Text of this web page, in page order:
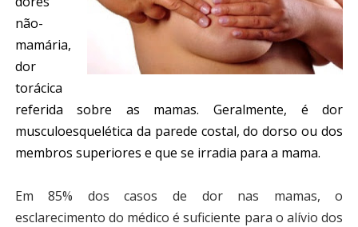
não-
mamária,
dor
torácica
referida sobre as mamas. Geralmente, é dor
musculoesquelética da parede costal, do dorso ou dos
membros superiores e que se irradia para a mama.
Em 85% dos casos de dor nas mamas, o
esclarecimento do médico é suficiente para o alívio dos